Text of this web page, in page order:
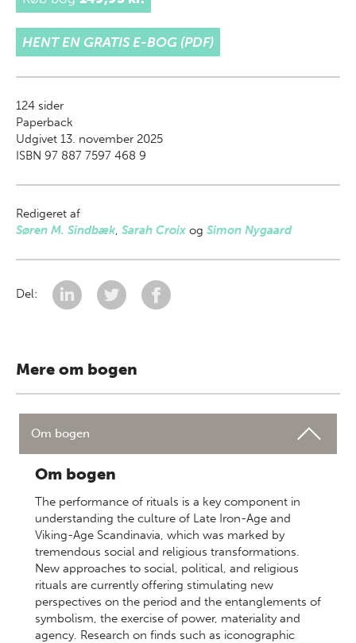
HENT EN GRATIS E-BOG (PDF)
124 sider
Paperback
Udgivet 13. november 2025
ISBN 97 887 7597 468 9
Redigeret af
Søren M. Sindbæk, Sarah Croix og Simon Nygaard
Del:
Mere om bogen
Om bogen
Om bogen
The performance of rituals is a key component in
understanding the culture of Late Iron-Age and
Viking-Age Scandinavia, which was marked by
tremendous social and religious transformations.
New approaches to social, political, and religious
rituals are currently offering stimulating new
perspectives on the period and the entanglements of
symbolism, the exercise of power, materiality and
agency. Research on finds such as iconographic